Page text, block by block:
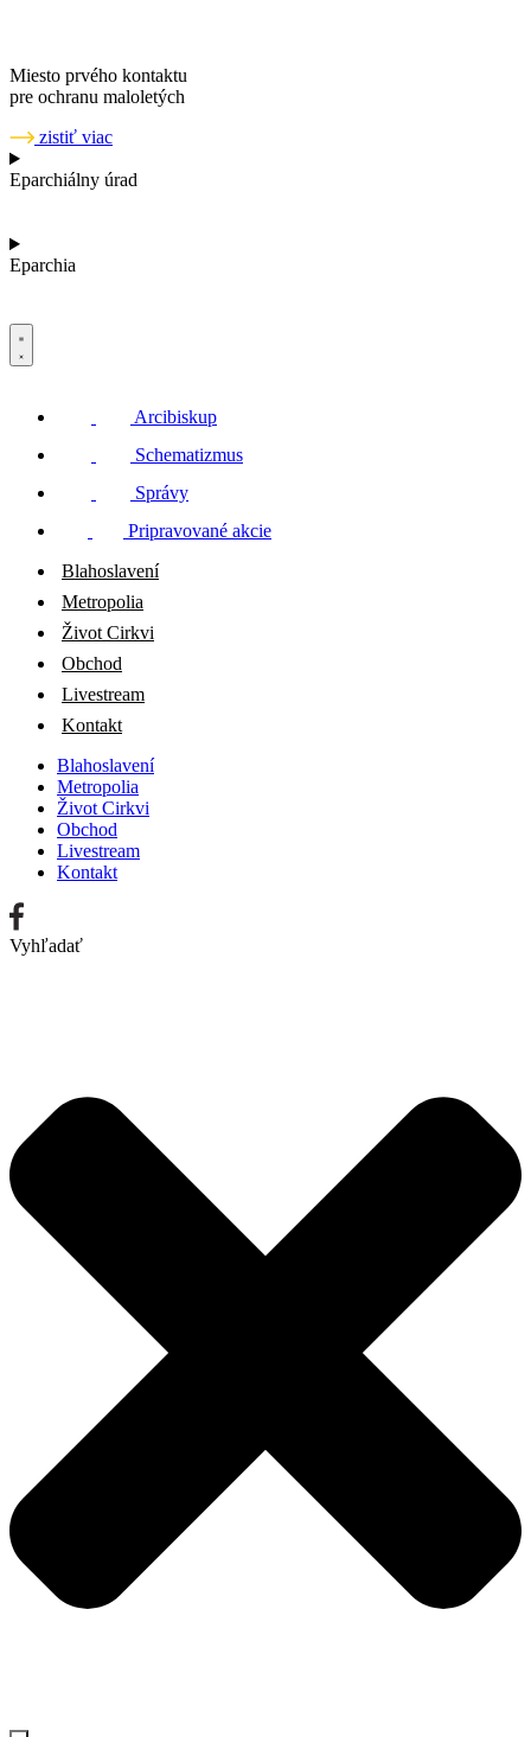
Miesto prvého kontaktu
pre ochranu maloletých
zistiť viac
Eparchiálny úrad
Eparchia
Arcibiskup
Schematizmus
Správy
Pripravované akcie
Blahoslavení
Metropolia
Život Cirkvi
Obchod
Livestream
Kontakt
Blahoslavení
Metropolia
Život Cirkvi
Obchod
Livestream
Kontakt
Vyhľadať